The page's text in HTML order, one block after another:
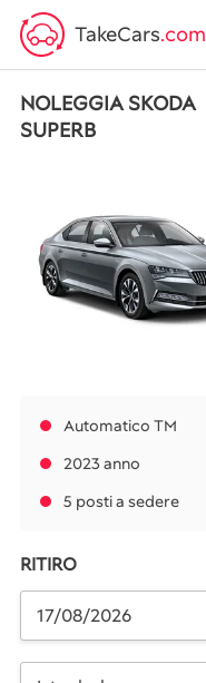
TakeCars.com
NOLEGGIA SKODA
SUPERB
Automatico TM
2023 anno
5 posti a sedere
RITIRO